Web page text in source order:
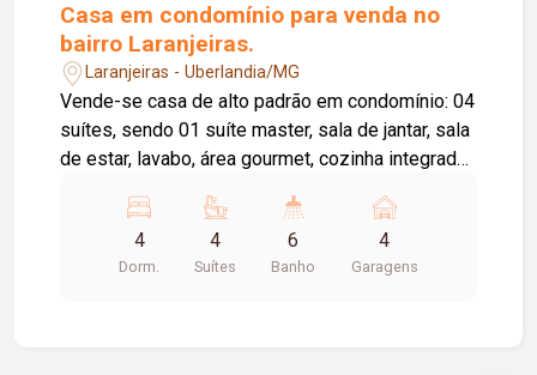
Master em Mármore Marrom imperador.
Casa em condomínio para venda no
bairro Laranjeiras.
Laranjeiras - Uberlandia/MG
Vende-se casa de alto padrão em condomínio: 04
suítes, sendo 01 suíte master, sala de jantar, sala
de estar, lavabo, área gourmet, cozinha integrada,
banheiros, sendo 04 suítes, 04 vagas de
garagem. Detalhes do imóvel: - Sistema de
irrigação automática, - Luminotécnico totalmente
4
Dorm.
4
Suítes
6
Banho
4
Garagens